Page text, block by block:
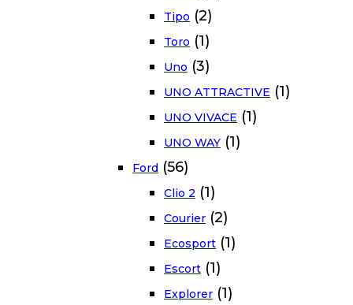
Tipo (2)
Toro (1)
Uno (3)
UNO ATTRACTIVE (1)
UNO VIVACE (1)
UNO WAY (1)
Ford (56)
Clio 2 (1)
Courier (2)
Ecosport (1)
Escort (1)
Explorer (1)